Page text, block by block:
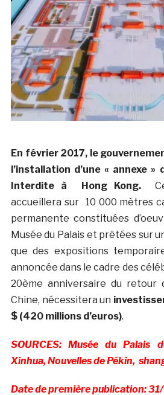
En février 2017, le
l’installation d’une « annexe
Interdite à Hong Kong.
accueillera sur 10 000 mètres
permanente constituées
Musée du Palais et prêtées sur
que des expositions
annoncée dans le cadre des
20ème anniversaire du
Chine, nécessitera un
$ (420 millions d’euros).
SOURCES: Musée du Palais
Xinhua, Nouvelles de Pékin,
Date de première publication: